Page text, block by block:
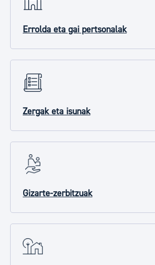
Errolda eta gai pertsonalak
Zergak eta isunak
Gizarte-zerbitzuak